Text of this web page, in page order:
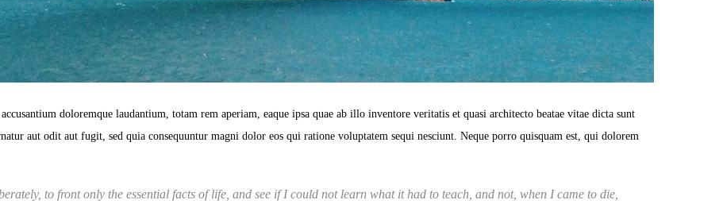
doloremque laudantium, totam rem aperiam, eaque ipsa quae ab illo inventore veritatis et quasi architecto beatae vitae dicta sunt
aut odit aut fugit, sed quia consequuntur magni dolor eos qui ratione voluptatem sequi nesciunt. Neque porro quisquam est, qui dolorem
to front only the essential facts of life, and see if I could not learn what it had to teach, and not, when I came to die,